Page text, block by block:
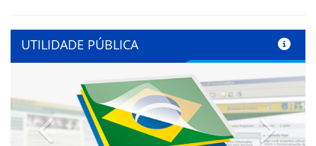
UTILIDADE PÚBLICA
Previous Next